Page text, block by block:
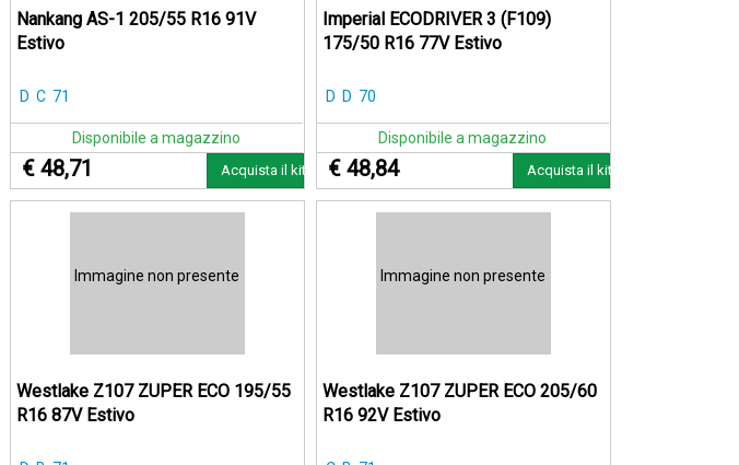
Nankang AS-1 205/55 R16 91V
Estivo
D C 71
Disponibile a magazzino
€ 48,71 Acquista il kit
Imperial ECODRIVER 3 (F109)
175/50 R16 77V Estivo
D D 70
Disponibile a magazzino
€ 48,84 Acquista il kit
Immagine non presente
Westlake Z107 ZUPER ECO 195/55
R16 87V Estivo
Immagine non presente
Westlake Z107 ZUPER ECO 205/60
R16 92V Estivo